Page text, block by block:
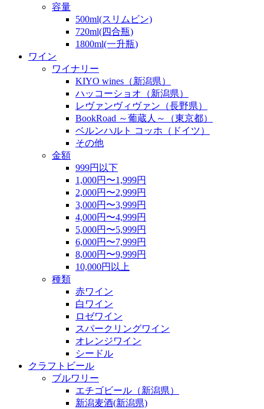
容量
500ml(スリムビン)
720ml(四合瓶)
1800ml(一升瓶)
ワイン
ワイナリー
KIYO wines（新潟県）
ハッコーショオ（新潟県）
レヴァンヴィヴァン（長野県）
BookRoad ～葡蔵人～（東京都）
ベルンハルト コッホ（ドイツ）
その他
金額
999円以下
1,000円〜1,999円
2,000円〜2,999円
3,000円〜3,999円
4,000円〜4,999円
5,000円〜5,999円
6,000円〜7,999円
8,000円〜9,999円
10,000円以上
種類
赤ワイン
白ワイン
ロゼワイン
スパークリングワイン
オレンジワイン
シードル
クラフトビール
ブルワリー
エチゴビール（新潟県）
新潟麦酒(新潟県)